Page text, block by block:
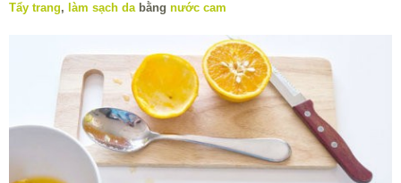
Tẩy trang, làm sạch dabằng nước cam